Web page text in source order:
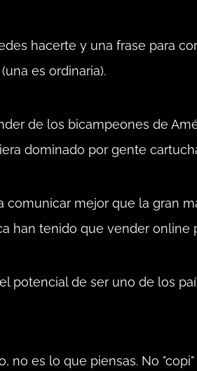
hacerte y una frase para
es ordinaria).
de los bicampeones de
dominado por gente
comunicar mejor que la gran
han tenido que vender online
potencial de ser uno de los
no es lo que piensas. No